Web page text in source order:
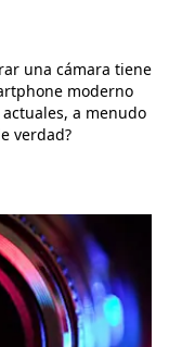
una cámara tiene
moderno
a menudo
verdad?